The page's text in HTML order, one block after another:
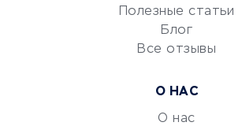
УСЛУГИ ДЛЯ БИЗНЕСА
Полезные статьи
Блог
Все отзывы
О НАС
О нас